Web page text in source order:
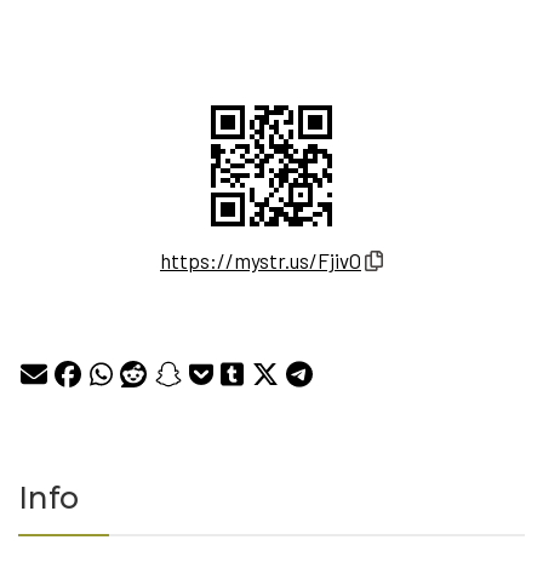
https://mystr.us/FjivO
Info